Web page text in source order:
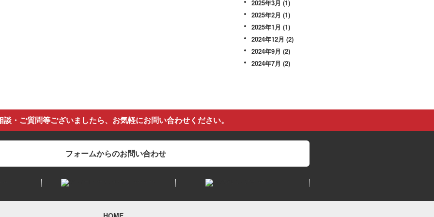
2025年3月 (1)
2025年2月 (1)
2025年1月 (1)
2024年12月 (2)
2024年9月 (2)
2024年7月 (2)
談・ご質問等ございましたら、お気軽にお問い合わせください。
フォームからのお問い合わせ